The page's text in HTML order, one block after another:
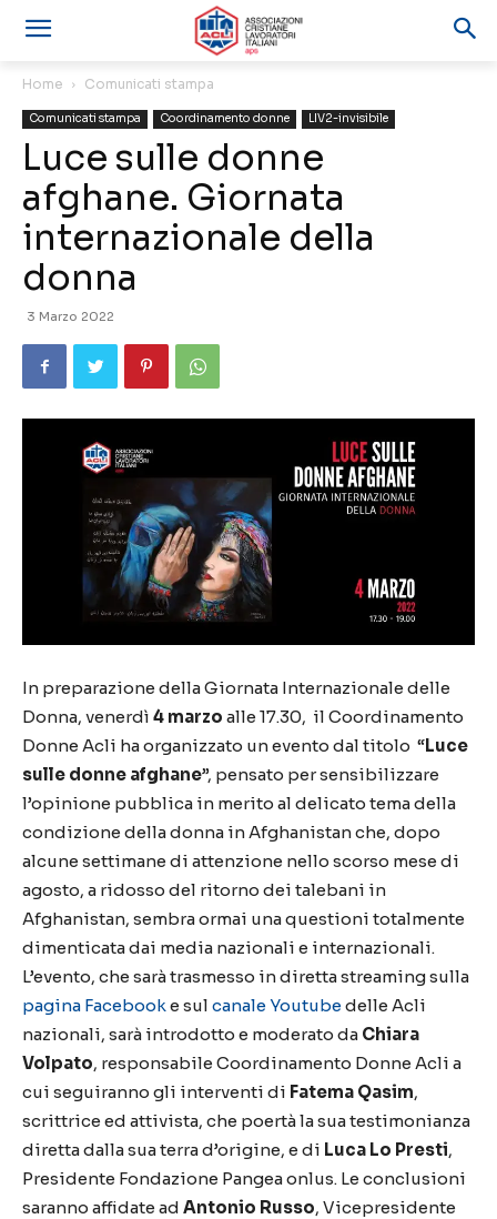
Home Comunicati stampa
Comunicati stampa Coordinamento donne LIV2-invisibile
Luce sulle donne
afghane. Giornata
internazionale della
donna
3 Marzo 2022
In preparazione della Giornata Internazionale delle
Donna, venerdì 4 marzo alle 17.30, il Coordinamento
Donne Acli ha organizzato un evento dal titolo “Luce
sulle donne afghane”, pensato per sensibilizzare
l’opinione pubblica in merito al delicato tema della
condizione della donna in Afghanistan che, dopo
alcune settimane di attenzione nello scorso mese di
agosto, a ridosso del ritorno dei talebani in
Afghanistan, sembra ormai una questioni totalmente
dimenticata dai media nazionali e internazionali.
L’evento, che sarà trasmesso in diretta streaming sulla
pagina Facebooke sul canale Youtubedelle Acli
nazionali, sarà introdotto e moderato da Chiara
Volpato, responsabile Coordinamento Donne Acli a
cui seguiranno gli interventi di Fatema Qasim,
scrittrice ed attivista, che poertà la sua testimonianza
diretta dalla sua terra d’origine, e di Luca Lo Presti,
Presidente Fondazione Pangea onlus. Le conclusioni
saranno affidate ad Antonio Russo, Vicepresidente